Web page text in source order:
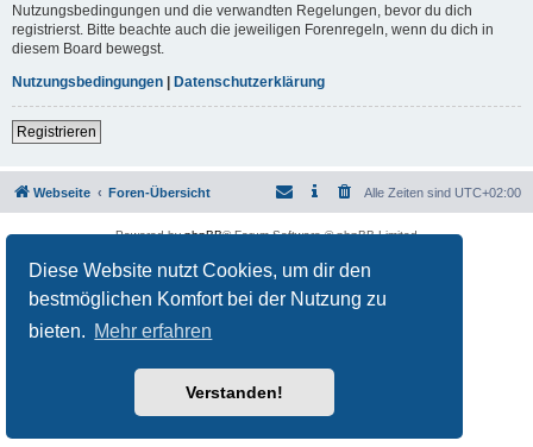
Diese Website nutzt Cookies, um dir den
bestmöglichen Komfort bei der Nutzung zu
bieten. Mehr erfahren
Verstanden!
Nutzungsbedingungen und die verwandten Regelungen, bevor du dich
registrierst. Bitte beachte auch die jeweiligen Forenregeln, wenn du dich in
diesem Board bewegst.
Nutzungsbedingungen
Datenschutzerklärung
Registrieren
Webseite Foren-Übersicht Alle Zeiten sind UTC+02:00
Powered byphpBB® Forum Software © phpBB Limited
Datenschutz|Nutzungsbedingungen